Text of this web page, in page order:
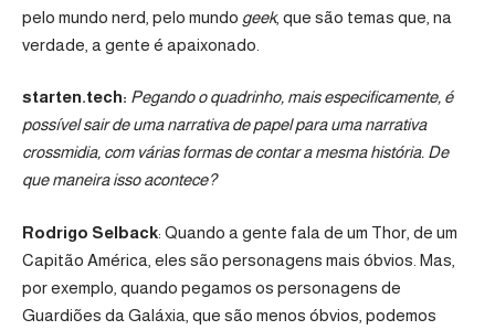
pelo mundo nerd, pelo mundo geek, que são temas que, na
verdade, a gente é apaixonado.
starten.tech: Pegando o quadrinho, mais especificamente, é
possível sair de uma narrativa de papel para uma narrativa
crossmidia, com várias formas de contar a mesma história. De
que maneira isso acontece?
Rodrigo Selback: Quando a gente fala de um Thor, de um
Capitão América, eles são personagens mais óbvios. Mas,
por exemplo, quando pegamos os personagens de
Guardiões da Galáxia, que são menos óbvios, podemos